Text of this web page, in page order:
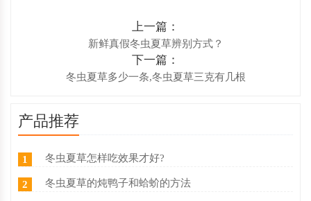
上一篇：
新鲜真假冬虫夏草辨别方式？
下一篇：
冬虫夏草多少一条,冬虫夏草三克有几根
产品推荐
1 冬虫夏草怎样吃效果才好?
2 冬虫夏草的炖鸭子和蛤蚧的方法